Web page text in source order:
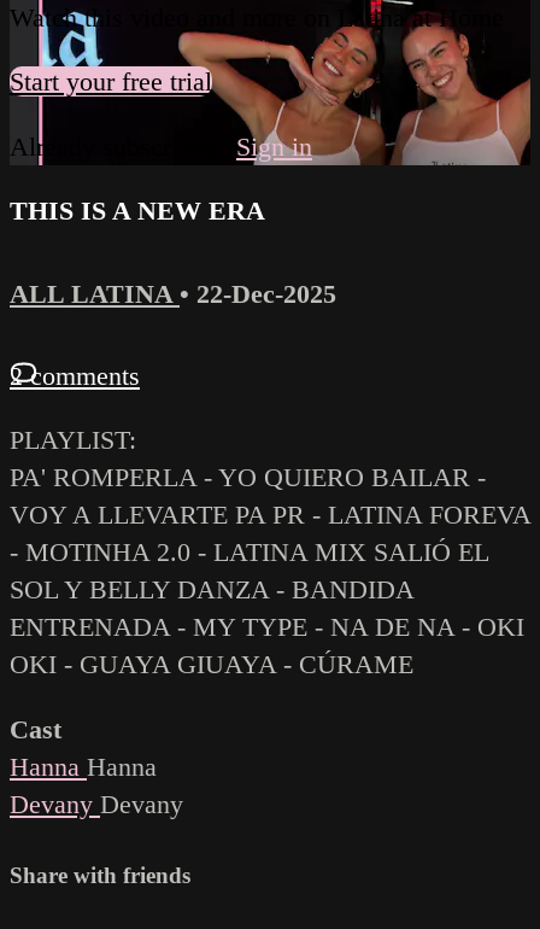
Watch this video and more on Latina at Home
Start your free trial
Already subscribed? Sign in
THIS IS A NEW ERA
ALL LATINA • 22-Dec-2025
2 comments
PLAYLIST:
PA' ROMPERLA - YO QUIERO BAILAR -
VOY A LLEVARTE PA PR - LATINA FOREVA
- MOTINHA 2.0 - LATINA MIX SALIÓ EL
SOL Y BELLY DANZA - BANDIDA
ENTRENADA - MY TYPE - NA DE NA - OKI
OKI - GUAYA GIUAYA - CÚRAME
Cast
Hanna Hanna
Devany Devany
Share with friends